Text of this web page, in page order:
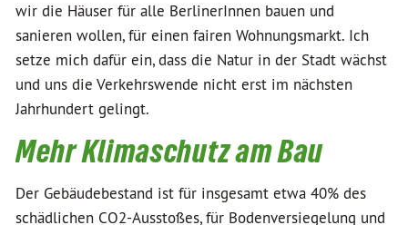
wir die Häuser für alle BerlinerInnen bauen und
sanieren wollen, für einen fairen Wohnungsmarkt. Ich
setze mich dafür ein, dass die Natur in der Stadt wächst
und uns die Verkehrswende nicht erst im nächsten
Jahrhundert gelingt.
Mehr Klimaschutz am Bau
Der Gebäudebestand ist für insgesamt etwa 40% des
schädlichen CO2-Ausstoßes, für Bodenversiegelung und